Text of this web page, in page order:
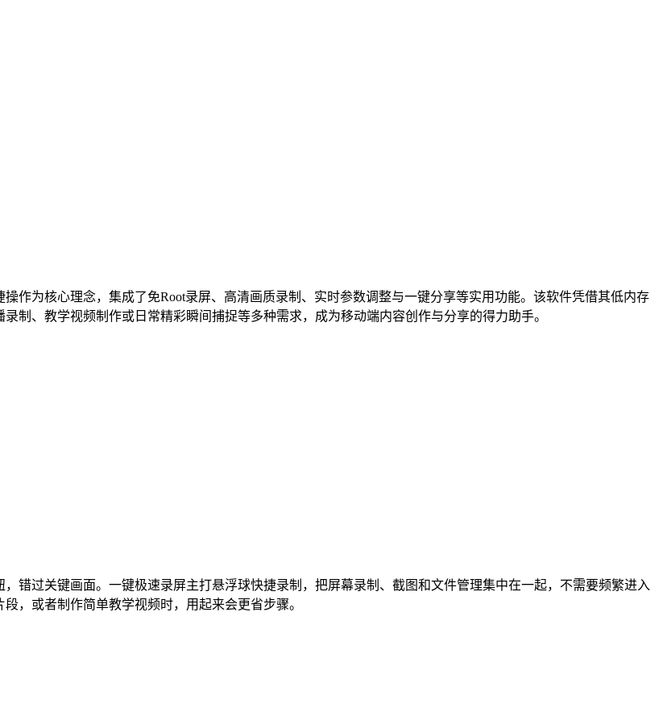
作为核心理念，集成了免Root录屏、高清画质录制、实时参数调整与一键分享等实用功能。该软件凭借其低内存
制、教学视频制作或日常精彩瞬间捕捉等多种需求，成为移动端内容创作与分享的得力助手。
错过关键画面。一键极速录屏主打悬浮球快捷录制，把屏幕录制、截图和文件管理集中在一起，不需要频繁进入
，或者制作简单教学视频时，用起来会更省步骤。